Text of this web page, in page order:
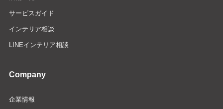
サービスガイド
インテリア相談
LINEインテリア相談
Company
企業情報